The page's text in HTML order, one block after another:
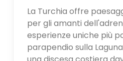
La Turchia offre
per gli amanti
esperienze uniche più
parapendio sulla